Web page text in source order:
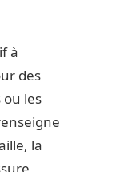
à
des
les
la